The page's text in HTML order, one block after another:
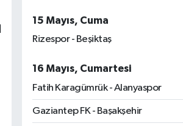
15 Mayıs, Cuma
Rizespor - Beşiktaş
16 Mayıs, Cumartesi
Fatih Karagümrük - Alanyaspor
Gaziantep FK - Başakşehir